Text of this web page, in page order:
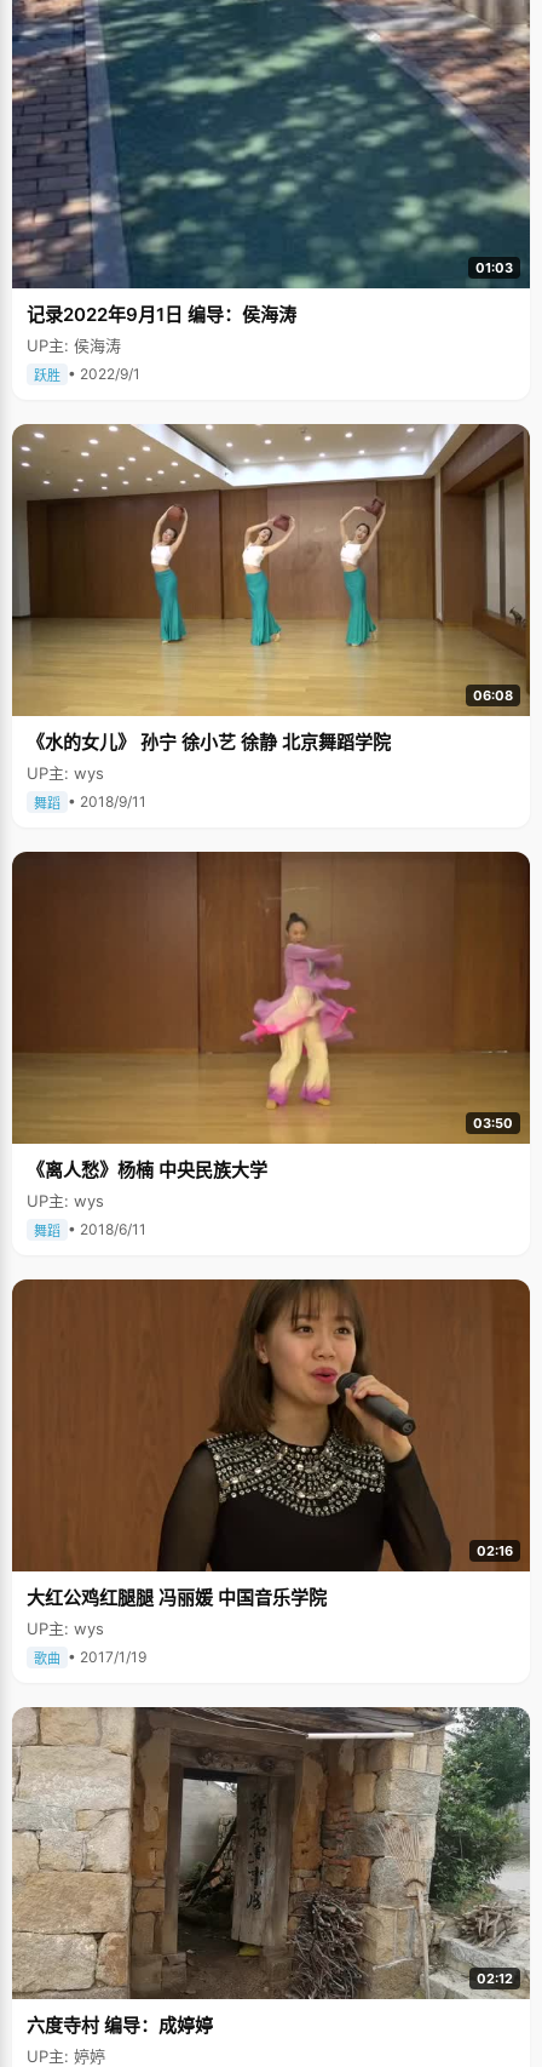
01:03
记录2022年9月1日 编导：侯海涛
UP主: 侯海涛
跃胜 • 2022/9/1
06:08
《水的女儿》 孙宁 徐小艺 徐静 北京舞蹈学院
UP主: wys
舞蹈 • 2018/9/11
03:50
《离人愁》杨楠 中央民族大学
UP主: wys
舞蹈 • 2018/6/11
02:16
大红公鸡红腿腿 冯丽媛 中国音乐学院
UP主: wys
歌曲 • 2017/1/19
02:12
六度寺村 编导：成婷婷
UP主: 婷婷